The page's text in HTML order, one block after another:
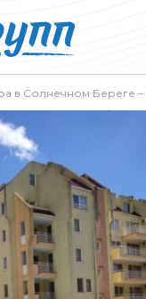
в Солнечном Береге